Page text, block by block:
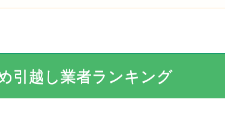
引越し業者ランキング